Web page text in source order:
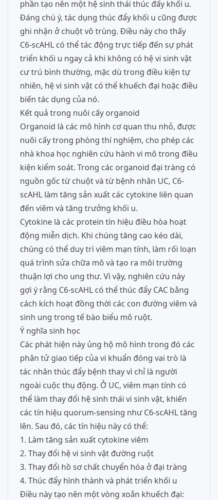
phần tạo nên một hệ sinh thái thúc đẩy khối u.
Đáng chú ý, tác dụng thúc đẩy khối u cũng được
ghi nhận ở chuột vô trùng. Điều này cho thấy
C6-scAHL có thể tác động trực tiếp đến sự phát
triển khối u ngay cả khi không có hệ vi sinh vật
cư trú bình thường, mặc dù trong điều kiện tự
nhiên, hệ vi sinh vật có thể khuếch đại hoặc điều
biến tác dụng của nó.
Kết quả trong nuôi cấy organoid
Organoid là các mô hình cơ quan thu nhỏ, được
nuôi cấy trong phòng thí nghiệm, cho phép các
nhà khoa học nghiên cứu hành vi mô trong điều
kiện kiểm soát. Trong các organoid đại tràng có
nguồn gốc từ chuột và từ bệnh nhân UC, C6-
scAHL làm tăng sản xuất các cytokine liên quan
đến viêm và tăng trưởng khối u.
Cytokine là các protein tín hiệu điều hòa hoạt
động miễn dịch. Khi chúng tăng cao kéo dài,
chúng có thể duy trì viêm mạn tính, làm rối loạn
quá trình sửa chữa mô và tạo ra môi trường
thuận lợi cho ung thư. Vì vậy, nghiên cứu này
gợi ý rằng C6-scAHL có thể thúc đẩy CAC bằng
cách kích hoạt đồng thời các con đường viêm và
sinh ung trong tế bào biểu mô ruột.
Ý nghĩa sinh học
Các phát hiện này ủng hộ mô hình trong đó các
phân tử giao tiếp của vi khuẩn đóng vai trò là
tác nhân thúc đẩy bệnh thay vì chỉ là người
ngoài cuộc thụ động. Ở UC, viêm mạn tính có
thể làm thay đổi hệ sinh thái vi sinh vật, khiến
các tín hiệu quorum-sensing như C6-scAHL tăng
lên. Sau đó, các tín hiệu này có thể:
1. Làm tăng sản xuất cytokine viêm
2. Thay đổi hệ vi sinh vật đường ruột
3. Thay đổi hồ sơ chất chuyển hóa ở đại tràng
4. Thúc đẩy hình thành và phát triển khối u
Điều này tạo nên một vòng xoắn khuếch đại: